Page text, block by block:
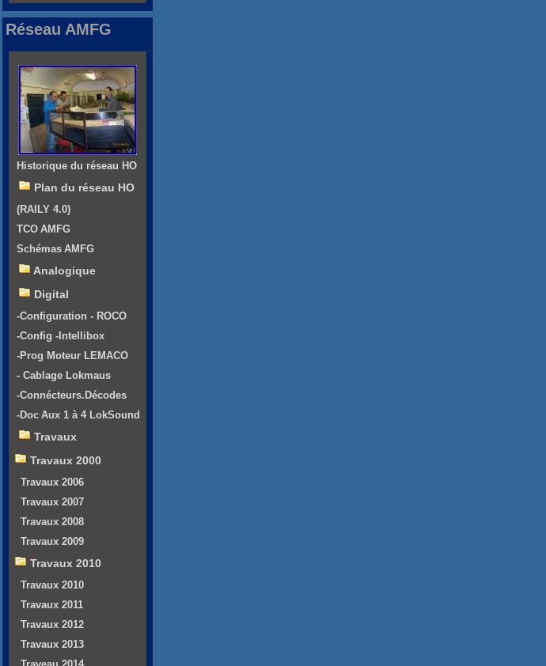
Réseau AMFG
Historique du réseau HO
Plan du réseau HO
(RAILY 4.0)
TCO AMFG
Schémas AMFG
Analogique
Digital
-Configuration - ROCO
-Config -Intellibox
-Prog Moteur LEMACO
- Cablage Lokmaus
-Connécteurs.Décodes
-Doc Aux 1 à 4 LokSound
Travaux
Travaux 2000
Travaux 2006
Travaux 2007
Travaux 2008
Travaux 2009
Travaux 2010
Travaux 2010
Travaux 2011
Travaux 2012
Travaux 2013